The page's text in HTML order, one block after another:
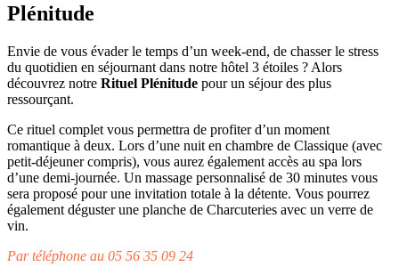
Plénitude
Envie de vous évader le temps d’un week-end, de chasser le stress
du quotidien en séjournant dans notre hôtel 3 étoiles ? Alors
découvrez notre Rituel Plénitude pour un séjour des plus
ressourçant.
Ce rituel complet vous permettra de profiter d’un moment
romantique à deux. Lors d’une nuit en chambre de Classique (avec
petit-déjeuner compris), vous aurez également accès au spa lors
d’une demi-journée. Un massage personnalisé de 30 minutes vous
sera proposé pour une invitation totale à la détente. Vous pourrez
également déguster une planche de Charcuteries avec un verre de
vin.
Par téléphone au 05 56 35 09 24